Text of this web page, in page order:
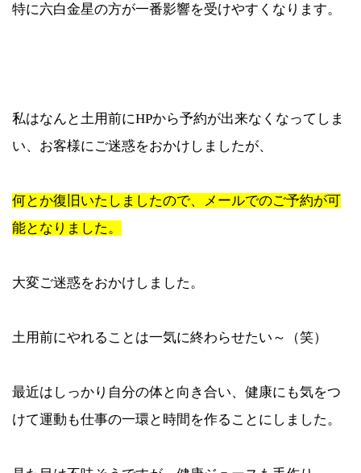
特に六白金星の方が一番影響を受けやすくなります。
私はなんと土用前にHPから予約が出来なくなってしま
い、お客様にご迷惑をおかけしましたが、
何とか復旧いたしましたので、メールでのご予約が可
能となりました。
大変ご迷惑をおかけしました。
土用前にやれることは一気に終わらせたい～（笑）
最近はしっかり自分の体と向き合い、健康にも気をつ
けて運動も仕事の一環と時間を作ることにしました。